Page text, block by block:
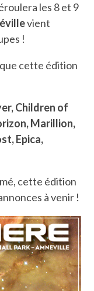
les 8 et 9
vient
!
que cette édition
Children of
Marillion,
Epica,
cette édition
à venir !